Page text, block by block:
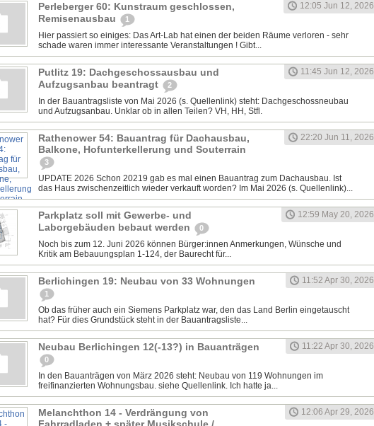
Perleberger 60: Kunstraum geschlossen,
Remisenausbau
1
12:05 Jun 12, 2026
Hier passiert so einiges: Das Art-Lab hat einen der beiden Räume verloren - sehr
schade waren immer interessante Veranstaltungen ! Gibt...
Putlitz 19: Dachgeschossausbau und
Aufzugsanbau beantragt
2
11:45 Jun 12, 2026
In der Bauantragsliste von Mai 2026 (s. Quellenlink) steht: Dachgeschossneubau
und Aufzugsanbau. Unklar ob in allen Teilen? VH, HH, Stfl.
Rathenower 54: Bauantrag für Dachausbau,
Balkone, Hofunterkellerung und Souterrain
3
22:20 Jun 11, 2026
UPDATE 2026 Schon 20219 gab es mal einen Bauantrag zum Dachausbau. Ist
das Haus zwischenzeitlich wieder verkauft worden? Im Mai 2026 (s. Quellenlink)...
Parkplatz soll mit Gewerbe- und
Laborgebäuden bebaut werden
0
12:59 May 20, 2026
Noch bis zum 12. Juni 2026 können Bürger:innen Anmerkungen, Wünsche und
Kritik am Bebauungsplan 1-124, der Baurecht für...
Berlichingen 19: Neubau von 33 Wohnungen
1
11:52 Apr 30, 2026
Ob das früher auch ein Siemens Parkplatz war, den das Land Berlin eingetauscht
hat? Für dies Grundstück steht in der Bauantragsliste...
Neubau Berlichingen 12(-13?) in Bauanträgen
0
11:22 Apr 30, 2026
In den Bauanträgen von März 2026 steht: Neubau von 119 Wohnungen im
freifinanzierten Wohnungsbau. siehe Quellenlink. Ich hatte ja...
Melanchthon 14 - Verdrängung von
12:06 Apr 29, 2026